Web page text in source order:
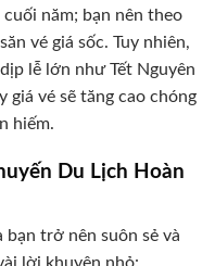
năm; bạn nên theo
vé giá sốc. Tuy nhiên,
lễ lớn như Tết Nguyên
vé sẽ tăng cao chóng
hiếm.
Du Lịch Hoàn
trở nên suôn sẻ và